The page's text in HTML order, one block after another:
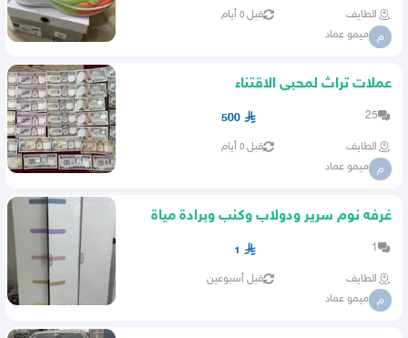
الطايف قبل ٥ أيام
م ميمو عماد
عملات تراث لمحبى الاقتناء
25
500
الطايف قبل ٥ أيام
م ميمو عماد
غرفه نوم سرير ودولاب وكنب وبرادة مياة
1
1
الطايف قبل أسبوعين
م ميمو عماد